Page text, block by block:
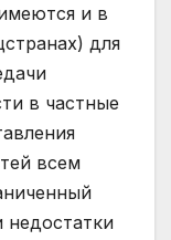
и в
для
в частные
всем
недостатки